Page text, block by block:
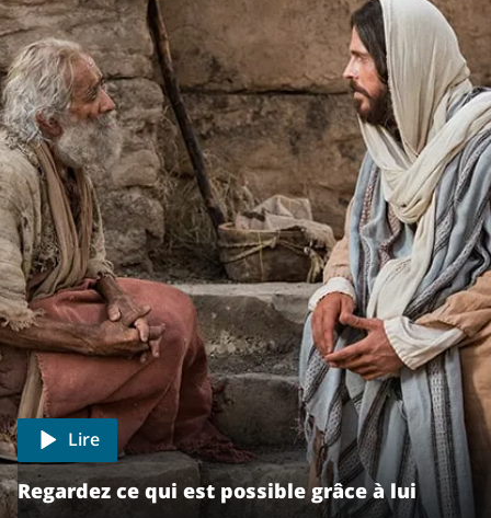
Lire
Regardez ce qui est possible grâce à lui